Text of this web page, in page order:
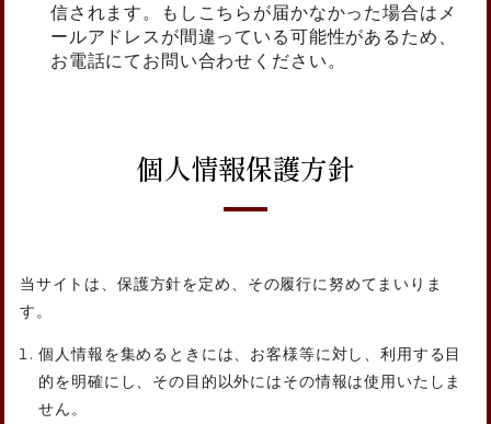
信されます。もしこちらが届かなかった場合はメ
ールアドレスが間違っている可能性があるため、
お電話にてお問い合わせください。
個人情報保護方針
当サイトは、保護方針を定め、その履行に努めてまいりま
す。
個人情報を集めるときには、お客様等に対し、利用する目
的を明確にし、その目的以外にはその情報は使用いたしま
せん。